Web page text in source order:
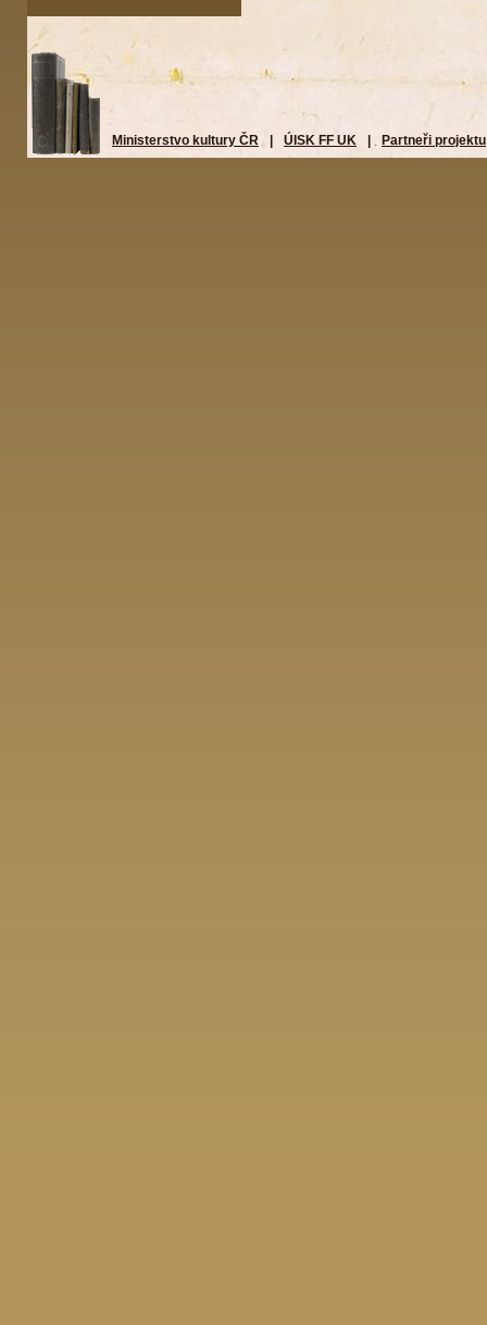
Ministerstvo kultury ČR ÚISK FF UK Partneři projektu